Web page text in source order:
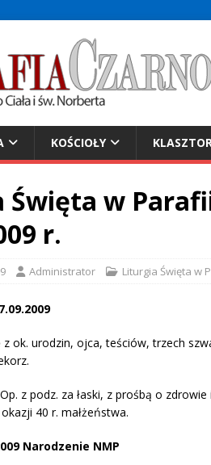
KOŚCIOŁY
w
r.
Administrator Liturgia Święta w
z ok. urodzin, ojca, teściów, trzech
z podz. za łaski, z prośbą o zdrowie
40 r. małżeństwa.
Narodzenie NMP